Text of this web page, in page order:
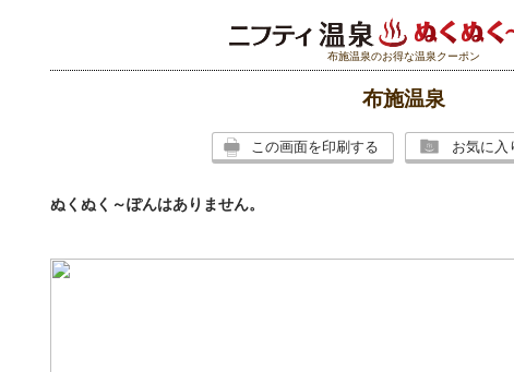
布施温泉のお得な温泉クーポン
布施温泉
この画面を印刷する お気に入
ぬくぬく～ぽんはありません。